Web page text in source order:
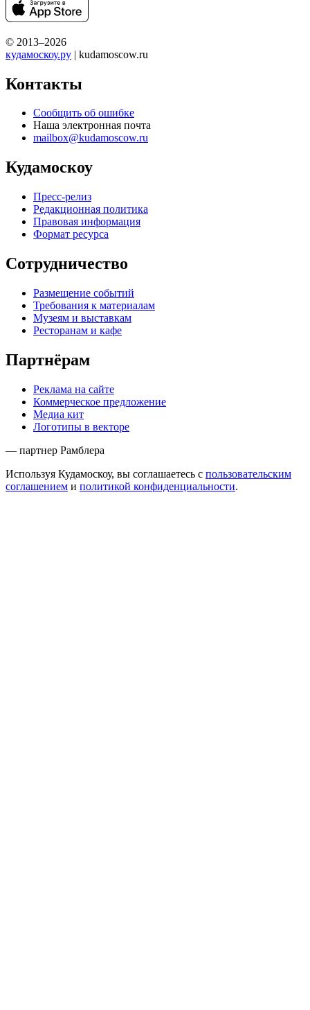
© 2013–2026
кудамоскоу.ру | kudamoscow.ru
Контакты
Сообщить об ошибке
Наша электронная почта
mailbox@kudamoscow.ru
Кудамоскоу
Пресс-релиз
Редакционная политика
Правовая информация
Формат ресурса
Сотрудничество
Размещение событий
Требования к материалам
Музеям и выставкам
Ресторанам и кафе
Партнёрам
Реклама на сайте
Коммерческое предложение
Медиа кит
Логотипы в векторе
— партнер Рамблера
Используя Кудамоскоу, вы соглашаетесь с пользовательским
соглашением и политикой конфиденциальности.